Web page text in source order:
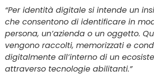
“Per identità digitale si intende un
che consentono di identificare in
persona, un’azienda o un oggetto.
vengono raccolti, memorizzati e
digitalmente all’interno di un
attraverso tecnologie abilitanti.”